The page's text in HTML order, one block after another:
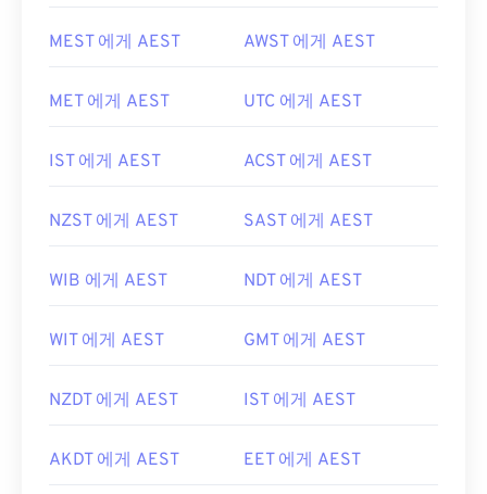
MEST 에게 AEST AWST 에게 AEST
MET 에게 AEST UTC 에게 AEST
IST 에게 AEST ACST 에게 AEST
NZST 에게 AEST SAST 에게 AEST
WIB 에게 AEST NDT 에게 AEST
WIT 에게 AEST GMT 에게 AEST
NZDT 에게 AEST IST 에게 AEST
AKDT 에게 AEST EET 에게 AEST